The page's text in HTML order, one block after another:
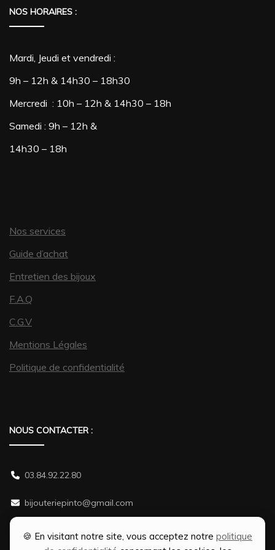
🍪 En visitant notre site, vous acceptez notre politique
NOS HORAIRES :
Mardi, Jeudi et vendredi :
9h – 12h & 14h30 – 18h30
Mercredi : 10h – 12h & 14h30 – 18h
Samedi : 9h – 12h &
14h30 – 18h
Nos services
Guide d’achat
Entretien des bijoux
F.A.Q
C.G.V
Mentions Légales
Politique de confidentialité
NOUS CONTACTER :
03.84.92.22.80
bijouteriepinto@gmail.com
38 rue Gambetta 70500 JUSSEY